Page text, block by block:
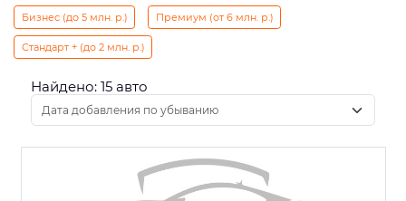
Бизнес (до 5 млн. р.) Премиум (от 6 млн. р.)
Стандарт + (до 2 млн. р.)
Найдено: 15 авто